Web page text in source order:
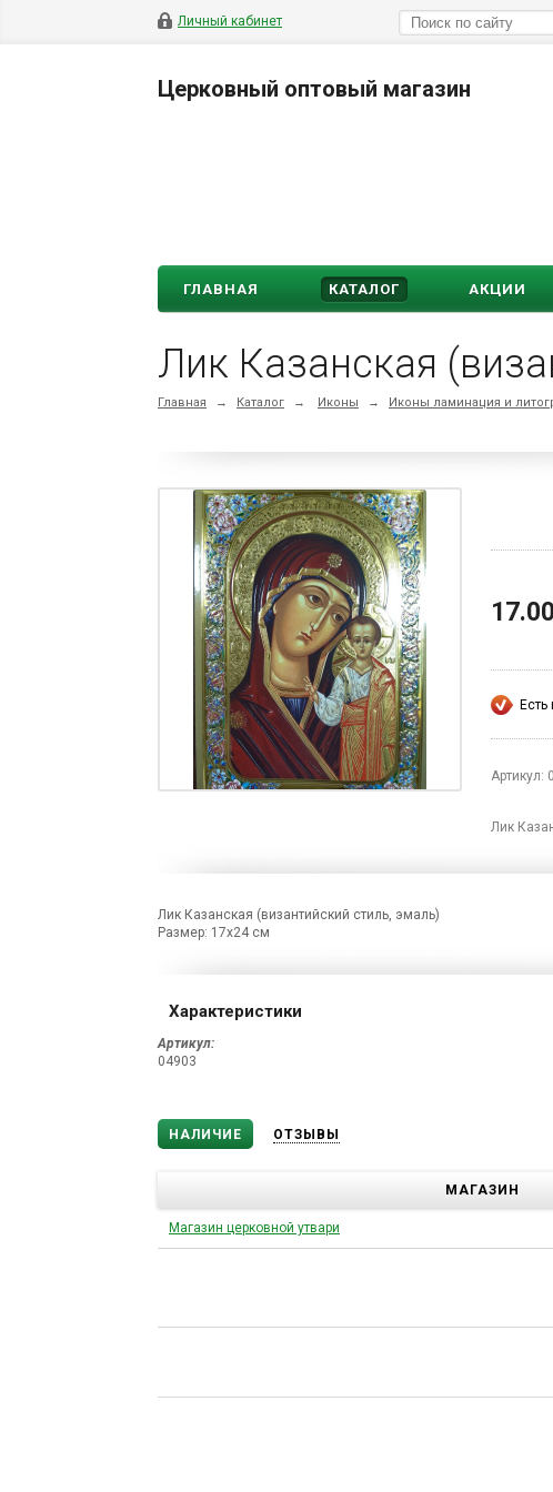
Личный кабинет
Церковный оптовый магазин
ГЛАВНАЯ КАТАЛОГ АКЦИИ
Лик Казанская
Главная → Каталог → Иконы → Иконы ламинация и
Артикул:
Лик
Лик Казанская (византийский стиль, эмаль)
Размер: 17х24 см
Характеристики
Артикул:
04903
НАЛИЧИЕ ОТЗЫВЫ
МАГАЗИН
Магазин церковной утвари